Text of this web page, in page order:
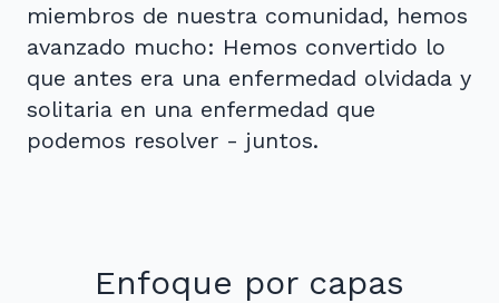
miembros de nuestra comunidad, hemos
avanzado mucho: Hemos convertido lo
que antes era una enfermedad olvidada y
solitaria en una enfermedad que
podemos resolver - juntos.
Enfoque por capas